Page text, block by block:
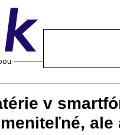
v
ale